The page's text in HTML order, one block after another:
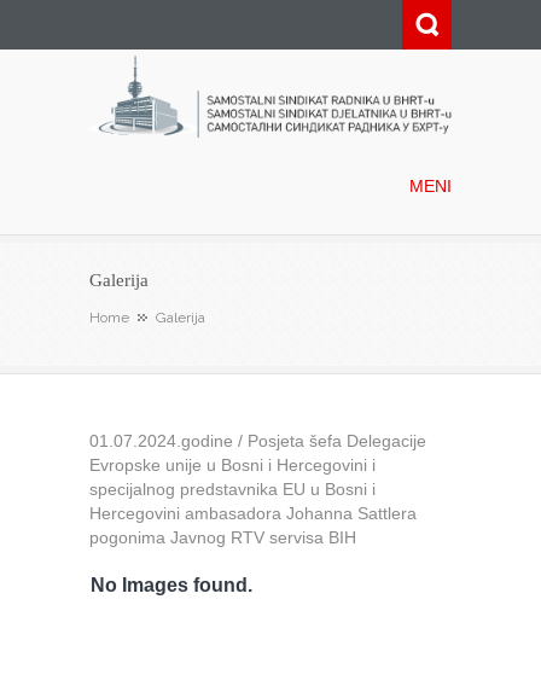
MENI
Galerija
Home Galerija
01.07.2024.godine / Posjeta šefa Delegacije
Evropske unije u Bosni i Hercegovini i
specijalnog predstavnika EU u Bosni i
Hercegovini ambasadora Johanna Sattlera
pogonima Javnog RTV servisa BIH
No Images found.